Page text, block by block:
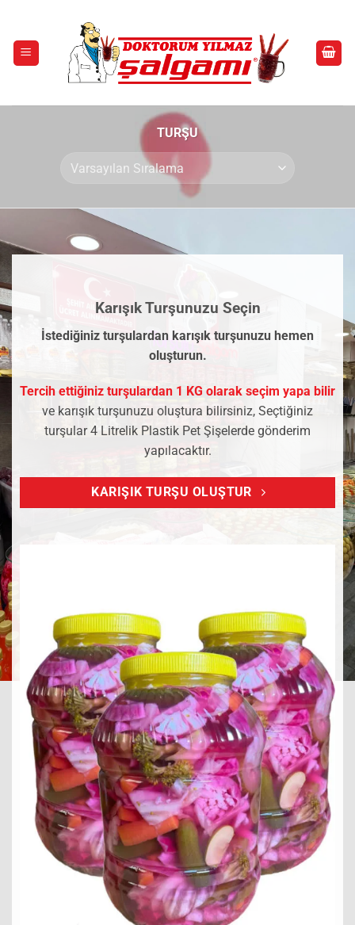
TURŞU
Karışık Turşunuzu Seçin
İstediğiniz turşulardan karışık turşunuzu hemen
oluşturun.
Tercih ettiğiniz turşulardan 1 KG olarak seçim yapa bilir
ve karışık turşunuzu oluştura bilirsiniz, Seçtiğiniz
turşular 4 Litrelik Plastik Pet Şişelerde gönderim
yapılacaktır.
KARIŞIK TURŞU OLUŞTUR